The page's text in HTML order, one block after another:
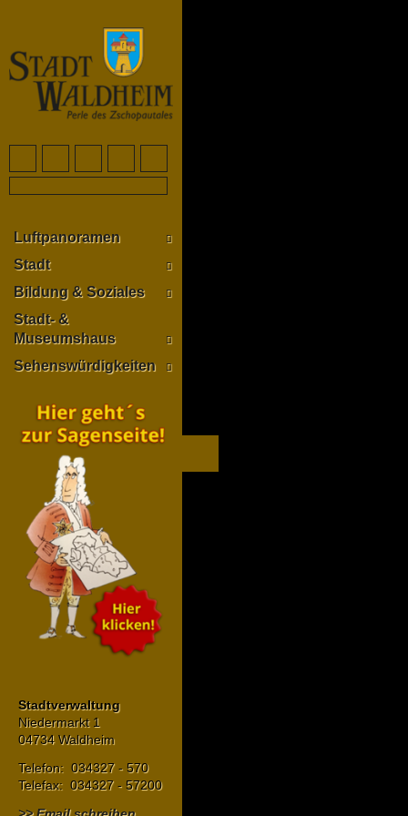
Luftpanoramen
Stadt
Bildung & Soziales
Stadt- &
Museumshaus
Sehenswürdigkeiten
Stadtverwaltung
Niedermarkt 1
04734 Waldheim
Telefon: 034327 - 570
Telefax: 034327 - 57200
>> Email schreiben